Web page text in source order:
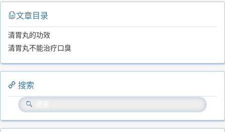
文章目录
清胃丸的功效
清胃丸不能治疗口臭
搜索